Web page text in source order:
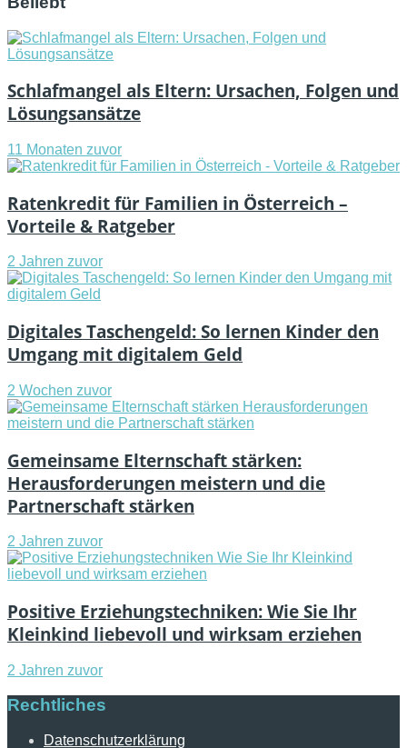
Schlafmangel als Eltern: Ursachen, Folgen und
Lösungsansätze
11 Monaten zuvor
Ratenkredit für Familien in Österreich –
Vorteile & Ratgeber
2 Jahren zuvor
Digitales Taschengeld: So lernen Kinder den
Umgang mit digitalem Geld
2 Wochen zuvor
Gemeinsame Elternschaft stärken:
Herausforderungen meistern und die
Partnerschaft stärken
2 Jahren zuvor
Positive Erziehungstechniken: Wie Sie Ihr
Kleinkind liebevoll und wirksam erziehen
2 Jahren zuvor
Rechtliches
Datenschutzerklärung